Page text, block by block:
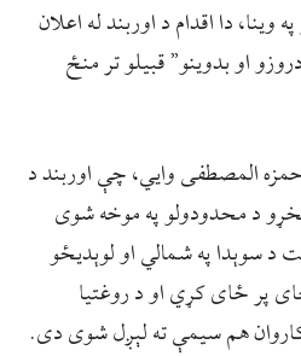
دا اقدام د اوربند له اعلان
او بدوینو” قبیلو تر منځ
حمزه المصطفی وايي، چې اوربند د
د محدودولو په موخه شوی
سوېدا په شمالي او لوېدیځو
پر ځای کړي او د روغتیا
هم سیمې ته لېږل شوی دی.